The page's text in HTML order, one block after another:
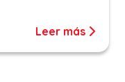
Leer más